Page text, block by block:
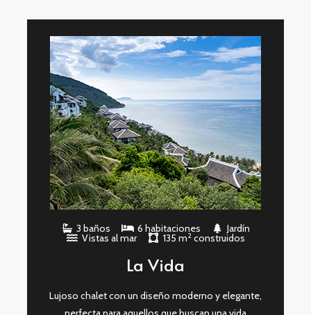
3 baños 6 habitaciones Jardín
Vistas al mar 135 m2 construidos
La Vida
Lujoso chalet con un diseño moderno y elegante,